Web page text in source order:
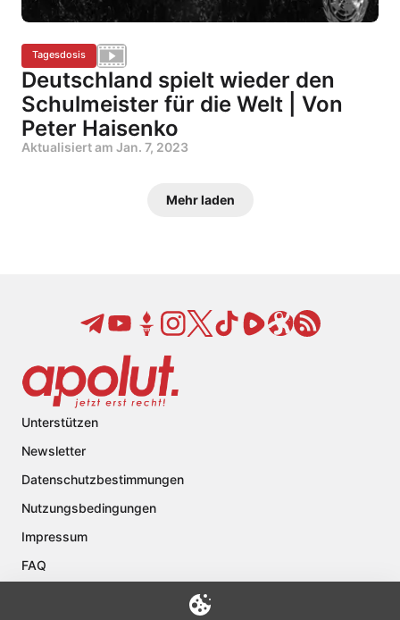
Tagesdosis
Deutschland spielt wieder den
Schulmeister für die Welt | Von
Peter Haisenko
Aktualisiert am Jan. 7, 2023
Mehr laden
Unterstützen
Newsletter
Datenschutzbestimmungen
Nutzungsbedingungen
Impressum
FAQ